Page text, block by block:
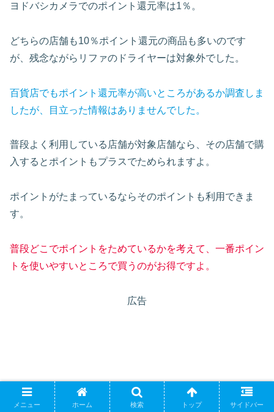
ヨドバシカメラでのポイント還元率は1％。
どちらの店舗も10％ポイント還元の商品も多いのです
が、残念ながらリファのドライヤーは対象外でした。
百貨店でもポイント還元率が高いところがあるか調査しま
したが、目立った情報はありませんでした。
普段よく利用している店舗が対象店舗なら、その店舗で購
入するとポイントもプラスでためられますよ。
ポイントがたまっているならそのポイントも利用できま
す。
普段どこでポイントをためているかを考えて、一番ポイン
トを使いやすいところで買うのがお得ですよ。
広告
メニュー ホーム 検索 トップ サイドバー